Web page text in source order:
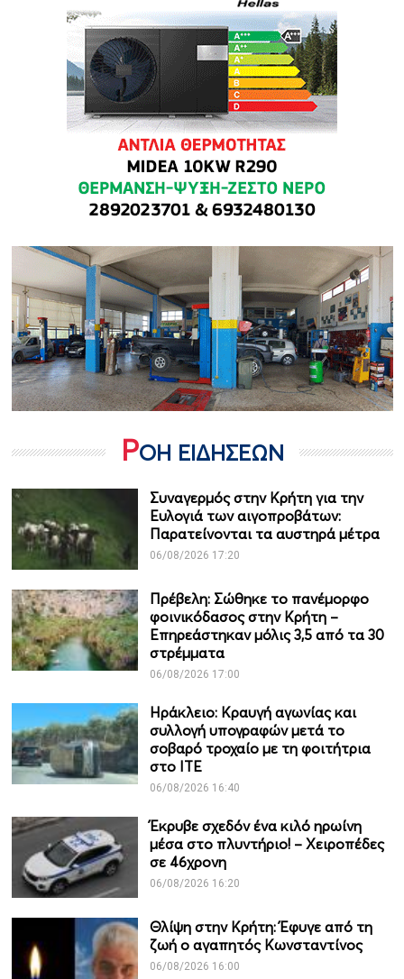
ΡΟΗ ΕΙΔΗΣΕΩΝ
Συναγερμός στην Κρήτη για την
Ευλογιά των αιγοπροβάτων:
Παρατείνονται τα αυστηρά μέτρα
06/08/2026 17:20
Πρέβελη: Σώθηκε το πανέμορφο
φοινικόδασος στην Κρήτη –
Επηρεάστηκαν μόλις 3,5 από τα 30
στρέμματα
06/08/2026 17:00
Ηράκλειο: Κραυγή αγωνίας και
συλλογή υπογραφών μετά το
σοβαρό τροχαίο με τη φοιτήτρια
στο ΙΤΕ
06/08/2026 16:40
Έκρυβε σχεδόν ένα κιλό ηρωίνη
μέσα στο πλυντήριο! – Χειροπέδες
σε 46χρονη
06/08/2026 16:20
Θλίψη στην Κρήτη: Έφυγε από τη
ζωή ο αγαπητός Κωνσταντίνος
06/08/2026 16:00